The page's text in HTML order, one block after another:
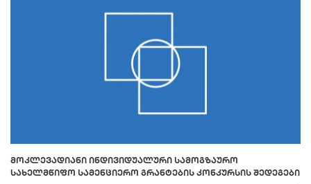
ᲛᲝᲙᲚᲔᲕᲐᲓᲘᲐᲜᲘ ᲘᲜᲓᲘᲕᲘᲓᲣᲐᲚᲣᲠᲘ ᲡᲐᲛᲝᲒᲖᲐᲣᲠᲝ
ᲡᲐᲮᲔᲚᲛᲬᲘᲤᲝ ᲡᲐᲛᲔᲜᲪᲘᲔᲠᲝ ᲒᲠᲐᲜᲢᲔᲑᲘᲡ ᲙᲝᲜᲙᲣᲠᲡᲘᲡ ᲨᲔᲓᲔᲒᲔᲑᲘ